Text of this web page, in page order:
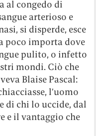
al congedo di
arterioso e
si disperde, esce
poco importa dove
pulito, o infetto
mondi. Ciò che
Blaise Pascal:
l’uomo
di chi lo uccide, dal
e il vantaggio che